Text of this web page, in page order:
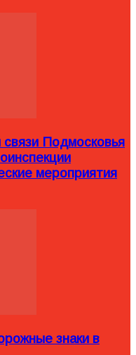
Подмосковья
мероприятия
знаки в